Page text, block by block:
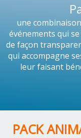
une combinaison
événements qui
de façon
qui accompagne
leur faisant
PACK